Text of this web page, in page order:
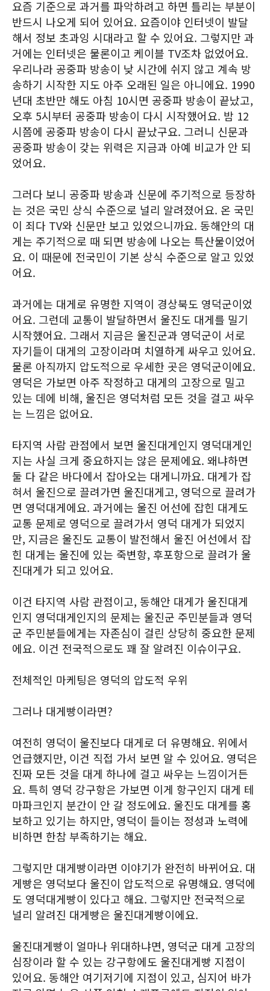
요즘 기준으로 과거를 파악하려고 하면 틀리는 부분이
반드시 나오게 되어 있어요. 요즘이야 인터넷이 발달
해서 정보 초과잉 시대라고 할 수 있어요. 그렇지만 과
거에는 인터넷은 물론이고 케이블 TV조차 없었어요.
우리나라 공중파 방송이 낮 시간에 쉬지 않고 계속 방
송하기 시작한 지도 아주 오래된 일은 아니에요. 1990
년대 초반만 해도 아침 10시면 공중파 방송이 끝났고,
오후 5시부터 공중파 방송이 다시 시작했어요. 밤 12
시쯤에 공중파 방송이 다시 끝났구요. 그러니 신문과
공중파 방송이 갖는 위력은 지금과 아예 비교가 안 되
었어요.
그러다 보니 공중파 방송과 신문에 주기적으로 등장하
는 것은 국민 상식 수준으로 널리 알려졌어요. 온 국민
이 죄다 TV와 신문만 보고 있었으니까요. 동해안의 대
게는 주기적으로 때 되면 방송에 나오는 특산물이었어
요. 이 때문에 전국민이 기본 상식 수준으로 알고 있었
어요.
과거에는 대게로 유명한 지역이 경상북도 영덕군이었
어요. 그런데 교통이 발달하면서 울진도 대게를 밀기
시작했어요. 그래서 지금은 울진군과 영덕군이 서로
자기들이 대게의 고장이라며 치열하게 싸우고 있어요.
물론 아직까지 압도적으로 우세한 곳은 영덕군이에요.
영덕은 가보면 아주 작정하고 대게의 고장으로 밀고
있는 데에 비해, 울진은 영덕처럼 모든 것을 걸고 싸우
는 느낌은 없어요.
타지역 사람 관점에서 보면 울진대게인지 영덕대게인
지는 사실 크게 중요하지는 않은 문제에요. 왜냐하면
둘 다 같은 바다에서 잡아오는 대게니까요. 대게가 잡
혀서 울진으로 끌려가면 울진대게고, 영덕으로 끌려가
면 영덕대게에요. 과거에는 울진 어선에 잡힌 대게도
교통 문제로 영덕으로 끌려가서 영덕 대게가 되었지
만, 지금은 울진도 교통이 발전해서 울진 어선에서 잡
힌 대게는 울진에 있는 죽변항, 후포항으로 끌려가 울
진대게가 되고 있어요.
이건 타지역 사람 관점이고, 동해안 대게가 울진대게
인지 영덕대게인지의 문제는 울진군 주민분들과 영덕
군 주민분들에게는 자존심이 걸린 상당히 중요한 문제
에요. 이건 전국적으로도 꽤 잘 알려진 이슈이구요.
전체적인 마케팅은 영덕의 압도적 우위
그러나 대게빵이라면?
여전히 영덕이 울진보다 대게로 더 유명해요. 위에서
언급했지만, 이건 직접 가서 보면 알 수 있어요. 영덕은
진짜 모든 것을 대게 하나에 걸고 싸우는 느낌이거든
요. 특히 영덕 강구항은 가보면 이게 항구인지 대게 테
마파크인지 분간이 안 갈 정도에요. 울진도 대게를 홍
보하고 있기는 하지만, 영덕이 들이는 정성과 노력에
비하면 한참 부족하기는 해요.
그렇지만 대게빵이라면 이야기가 완전히 바뀌어요. 대
게빵은 영덕보다 울진이 압도적으로 유명해요. 영덕에
도 영덕대게빵이 있다고 해요. 그렇지만 전국적으로
널리 알려진 대게빵은 울진대게빵이에요.
울진대게빵이 얼마나 위대하냐면, 영덕군 대게 고장의
심장이라 할 수 있는 강구항에도 울진대게빵 지점이
있어요. 동해안 여기저기에 지점이 있고, 심지어 바가